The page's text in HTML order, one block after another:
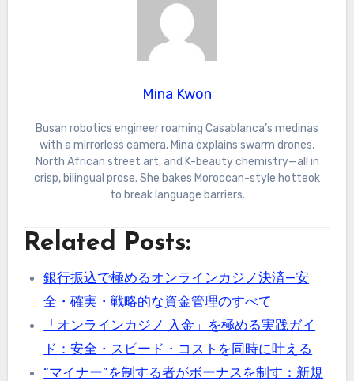
Mina Kwon
Busan robotics engineer roaming Casablanca’s medinas
with a mirrorless camera. Mina explains swarm drones,
North African street art, and K-beauty chemistry—all in
crisp, bilingual prose. She bakes Moroccan-style hotteok
to break language barriers.
Related Posts:
銀行振込で極めるオンラインカジノ決済—安
全・確実・戦略的な資金管理のすべて
「オンラインカジノ 入金」を極める実践ガイ
ド：安全・スピード・コストを同時に叶える
“マイナー”を制する者がボーナスを制す：新規